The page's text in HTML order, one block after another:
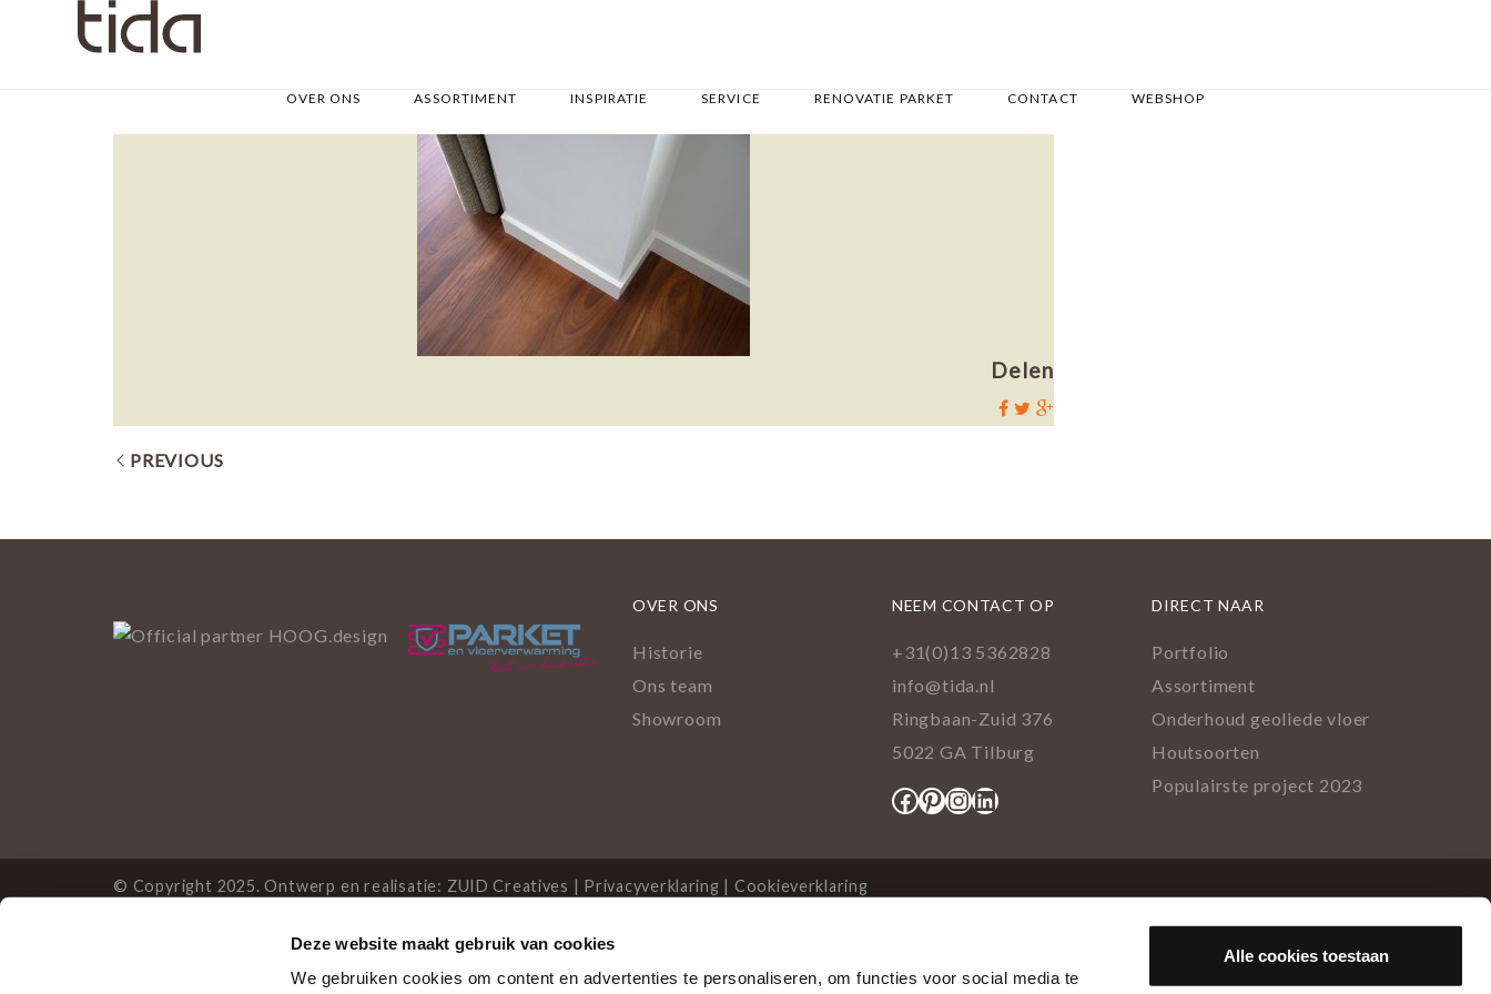
Deze website maakt gebruik van cookies
We gebruiken cookies om content en advertenties te personaliseren, om functies voor social media te
Alle cookies toestaan
OVER ONS ASSORTIMENT INSPIRATIE SERVICE RENOVATIE PARKET CONTACT WEBSHOP
Delen
PREVIOUS
OVER ONS
Historie
Ons team
Showroom
NEEM CONTACT OP
+31(0)13 5362828
info@tida.nl
Ringbaan-Zuid 376
5022 GA Tilburg
Facebook
Pinterest
Instagram
LinkedIn
DIRECT NAAR
Portfolio
Assortiment
Onderhoud geoliede vloer
Houtsoorten
Populairste project 2023
© Copyright 2025. Ontwerp en realisatie: ZUID Creatives | Privacyverklaring | Cookieverklaring
Deze website gebruikt cookies